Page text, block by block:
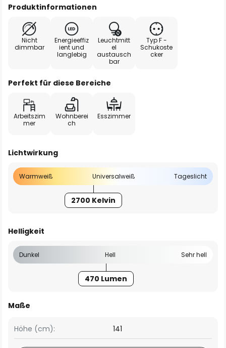
Produktinformationen
Nicht
dimmbar
Energieeffiz
ient und
langlebig
Leuchtmitt
el
austausch
bar
Typ F -
Schukoste
cker
Perfekt für diese Bereiche
Arbeitszim
mer
Wohnberei
ch
Esszimmer
Lichtwirkung
Warmweiß Universalweiß Tageslicht
2700 Kelvin
Helligkeit
Dunkel Hell Sehr hell
470 Lumen
Maße
Höhe (cm): 141